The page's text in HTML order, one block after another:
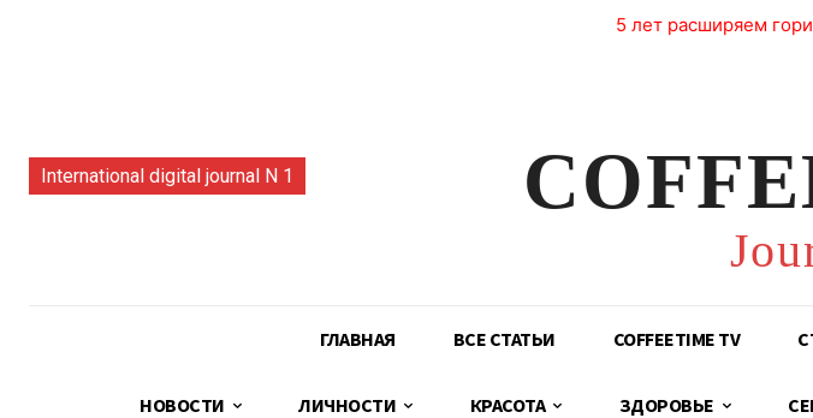
5 лет расширяем
International digital journal N 1
ГЛАВНАЯ ВСЕ СТАТЬИ COFFEETIME TV
НОВОСТИ ЛИЧНОСТИ КРАСОТА ЗДОРОВЬЕ